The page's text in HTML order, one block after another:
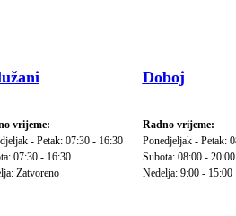
vrijeme:
- Petak: 07:30 - 16:30
07:30 - 16:30
Zatvoreno
Doboj
Radno vrijeme:
Ponedjeljak - Petak:
Subota: 08:00 - 20:00
Nedelja: 9:00 - 15:00